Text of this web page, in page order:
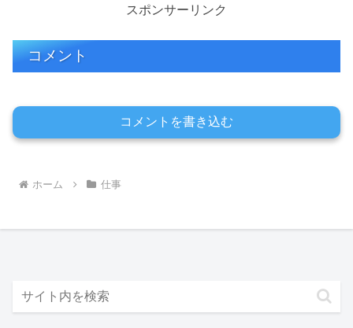
なってるんだろうとも思ったの
失われている。そんな中、営業…
スポンサーリンク
コメント
コメントを書き込む
ホーム 仕事